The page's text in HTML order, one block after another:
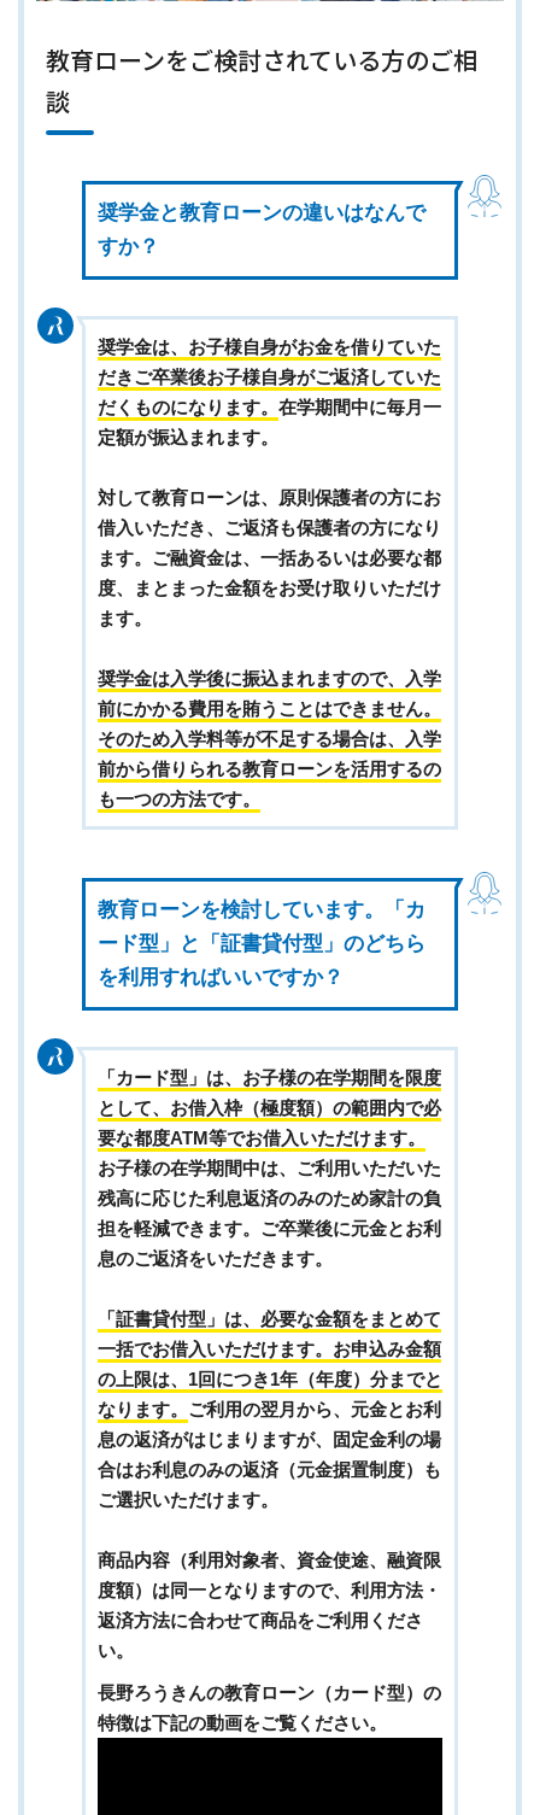
教育ローンをご検討されている方のご相
談
奨学金と教育ローンの違いはなんで
すか？
奨学金は、お子様自身がお金を借りていた
だきご卒業後お子様自身がご返済していた
だくものになります。 在学期間中に毎月一
定額が振込まれます。
対して教育ローンは、原則保護者の方にお
借入いただき、ご返済も保護者の方になり
ます。ご融資金は、一括あるいは必要な都
度、まとまった金額をお受け取りいただけ
ます。
奨学金は入学後に振込まれますので、入学
前にかかる費用を賄うことはできません。
そのため入学料等が不足する場合は、入学
前から借りられる教育ローンを活用するの
も一つの方法です。
教育ローンを検討しています。「カ
ード型」と「証書貸付型」のどちら
を利用すればいいですか？
「カード型」は、お子様の在学期間を限度
として、お借入枠（極度額）の範囲内で必
要な都度ATM等でお借入いただけます。
お子様の在学期間中は、ご利用いただいた
残高に応じた利息返済のみのため家計の負
担を軽減できます。ご卒業後に元金とお利
息のご返済をいただきます。
「証書貸付型」は、必要な金額をまとめて
一括でお借入いただけます。お申込み金額
の上限は、1回につき1年（年度）分までと
なります。 ご利用の翌月から、元金とお利
息の返済がはじまりますが、固定金利の場
合はお利息のみの返済（元金据置制度）も
ご選択いただけます。
商品内容（利用対象者、資金使途、融資限
度額）は同一となりますので、利用方法・
返済方法に合わせて商品をご利用くださ
い。
長野ろうきんの教育ローン（カード型）の
特徴は下記の動画をご覧ください。